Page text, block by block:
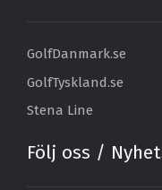
GolfDanmark.se
GolfTyskland.se
Stena Line
Följ oss /